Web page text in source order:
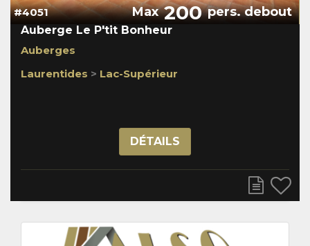
#4051 Max200pers. debout
Auberge Le P'tit Bonheur
Auberges
Laurentides > Lac-Supérieur
DÉTAILS